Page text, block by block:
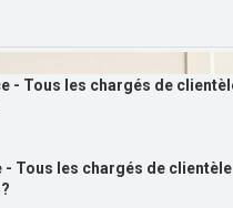
- Tous les chargés de clientèle